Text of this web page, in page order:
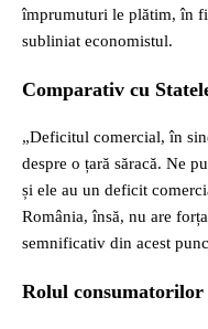
împrumuturi le plătim, în
subliniat economistul.
Comparativ cu
„Deficitul comercial, în
despre o țară săracă. Ne
și ele au un deficit
România, însă, nu are
semnificativ din acest
Rolul